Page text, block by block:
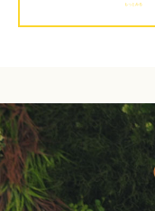
もっとみる